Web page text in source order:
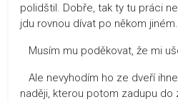
polidštil. Dobře, tak ty tu práci
jdu rovnou dívat po někom jiném.
Musím mu poděkovat, že mi
Ale nevyhodím ho ze dveří
naději, kterou potom zadupu do